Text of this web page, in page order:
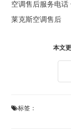
空调售后服务电话
莱克斯空调售后
本文
标签：